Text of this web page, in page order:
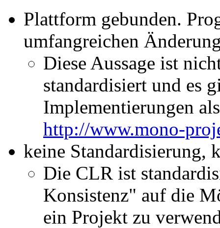
Plattform gebunden.
umfangreichen
Diese Aussage ist
standardisiert und es
Implementierungen
http://www.mono-
keine Standardisierung,
Die CLR ist
Konsistenz" auf die
ein Projekt zu